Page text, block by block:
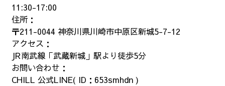
11:30-17:00
住所：
〒211-0044 神奈川県川崎市中原区新城5-7-12
アクセス：
JR南武線「武蔵新城」駅より徒歩5分
お問い合わせ：
CHILL 公式LINE( ID：653smhdn )